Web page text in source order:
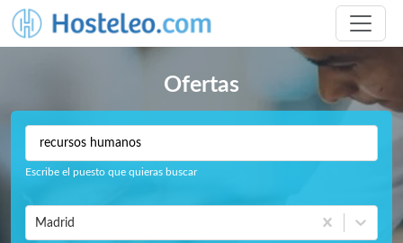
Ofertas
Escribe el puesto que quieras buscar
Madrid